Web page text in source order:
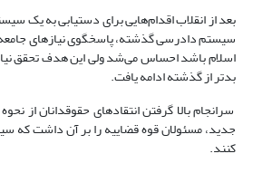
بعد از انقلاب اقدام‌هایی برای دستیابی به یک
سیستم دادرسی گذشته، پاسخگوی نیازهای
اسلام باشد احساس می‌‌‌شد ولی این هدف تحقق
بدتر از گذشته ادامه یافت.
سرانجام بالا گرفتن انتقادهای حقوقدانان از
جدید، مسئولان قوه قضاییه را بر آن داشت که
کنند.